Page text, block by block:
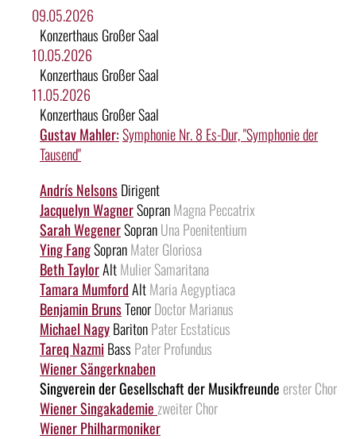
09.05.2026
Konzerthaus Großer Saal
10.05.2026
Konzerthaus Großer Saal
11.05.2026
Konzerthaus Großer Saal
Gustav Mahler:Symphonie Nr. 8 Es-Dur, "Symphonie der
Tausend"
Andrís NelsonsDirigent
Jacquelyn WagnerSopranMagna Peccatrix
Sarah WegenerSopranUna Poenitentium
Ying FangSopranMater Gloriosa
Beth TaylorAltMulier Samaritana
Tamara MumfordAltMaria Aegyptiaca
Benjamin BrunsTenorDoctor Marianus
Michael NagyBaritonPater Ecstaticus
Tareq Nazmi Bass Pater Profundus
Wiener Sängerknaben
Singverein der Gesellschaft der Musikfreunde erster Chor
Wiener Singakademie zweiter Chor
Wiener Philharmoniker